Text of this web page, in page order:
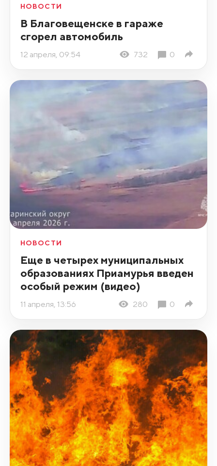
НОВОСТИ
В Благовещенске в гараже
сгорел автомобиль
12 апреля, 09:54 732 0
НОВОСТИ
Еще в четырех муниципальных
образованиях Приамурья введен
особый режим (видео)
11 апреля, 13:56 280 0